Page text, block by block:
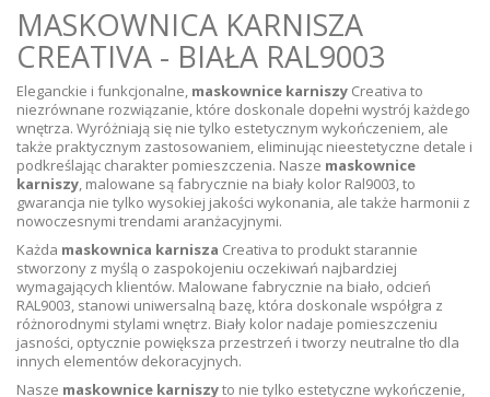
MASKOWNICA KARNISZA
CREATIVA - BIAŁA RAL9003
Eleganckie i funkcjonalne, maskownice karniszy Creativa to
niezrównane rozwiązanie, które doskonale dopełni wystrój każdego
wnętrza. Wyróżniają się nie tylko estetycznym wykończeniem, ale
także praktycznym zastosowaniem, eliminując nieestetyczne detale i
podkreślając charakter pomieszczenia. Nasze maskownice
karniszy, malowane są fabrycznie na biały kolor Ral9003, to
gwarancja nie tylko wysokiej jakości wykonania, ale także harmonii z
nowoczesnymi trendami aranżacyjnymi.
Każda maskownica karnisza Creativa to produkt starannie
stworzony z myślą o zaspokojeniu oczekiwań najbardziej
wymagających klientów. Malowane fabrycznie na biało, odcień
RAL9003, stanowi uniwersalną bazę, która doskonale współgra z
różnorodnymi stylami wnętrz. Biały kolor nadaje pomieszczeniu
jasności, optycznie powiększa przestrzeń i tworzy neutralne tło dla
innych elementów dekoracyjnych.
Nasze maskownice karniszyto nie tylko estetyczne wykończenie,